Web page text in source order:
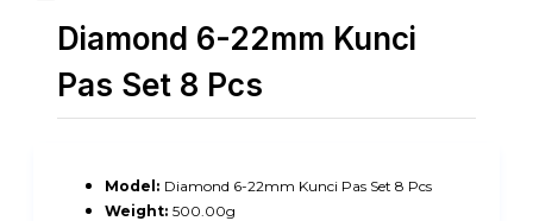
Diamond 6-22mm Kunci
Pas Set 8 Pcs
Model: Diamond 6-22mm Kunci Pas Set 8 Pcs
Weight: 500.00g